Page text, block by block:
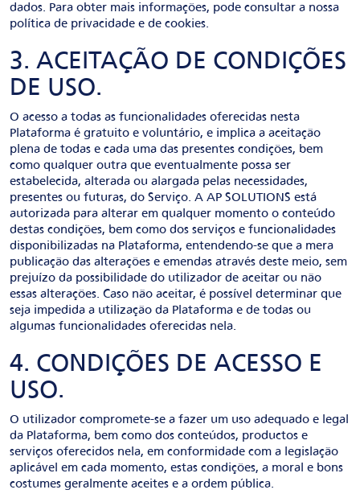
dados. Para obter mais informações, pode consultar a nossa
política de privacidade e de cookies.
3. ACEITAÇÃO DE CONDIÇÕES
DE USO.
O acesso a todas as funcionalidades oferecidas nesta
Plataforma é gratuito e voluntário, e implica a aceitação
plena de todas e cada uma das presentes condições, bem
como qualquer outra que eventualmente possa ser
estabelecida, alterada ou alargada pelas necessidades,
presentes ou futuras, do Serviço. A AP SOLUTIONS está
autorizada para alterar em qualquer momento o conteúdo
destas condições, bem como dos serviços e funcionalidades
disponibilizadas na Plataforma, entendendo-se que a mera
publicação das alterações e emendas através deste meio, sem
prejuízo da possibilidade do utilizador de aceitar ou não
essas alterações. Caso não aceitar, é possível determinar que
seja impedida a utilização da Plataforma e de todas ou
algumas funcionalidades oferecidas nela.
4. CONDIÇÕES DE ACESSO E
USO.
O utilizador compromete-se a fazer um uso adequado e legal
da Plataforma, bem como dos conteúdos, productos e
serviços oferecidos nela, em conformidade com a legislação
aplicável em cada momento, estas condições, a moral e bons
costumes geralmente aceites e a ordem pública.